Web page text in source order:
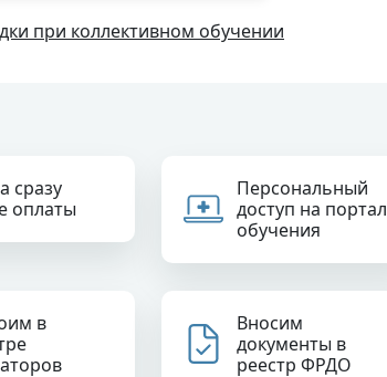
при коллективном обучении
сразу
оплаты
Персональный
доступ на портал
обучения
в
Вносим
документы в
реестр ФРДО